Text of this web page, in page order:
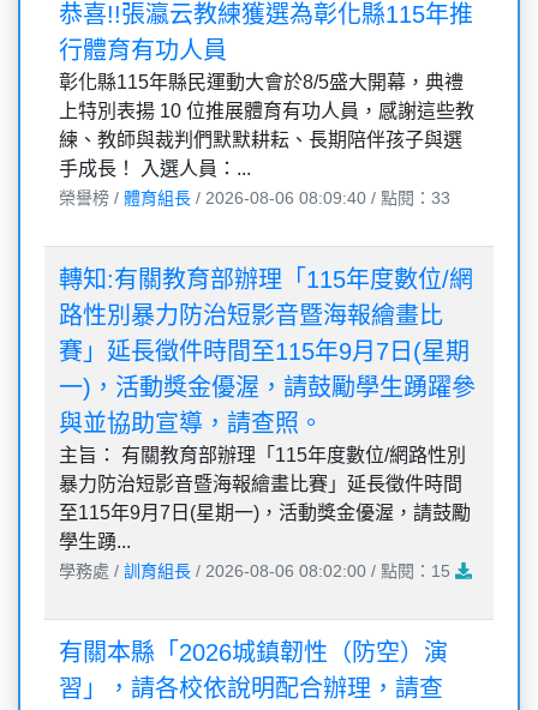
恭喜!!張瀛云教練獲選為彰化縣115年推
行體育有功人員
彰化縣115年縣民運動大會於8/5盛大開幕，典禮
上特別表揚 10 位推展體育有功人員，感謝這些教
練、教師與裁判們默默耕耘、長期陪伴孩子與選
手成長！ 入選人員：...
榮譽榜 / 體育組長 / 2026-08-06 08:09:40 / 點閱：33
轉知:有關教育部辦理「115年度數位/網
路性別暴力防治短影音暨海報繪畫比
賽」延長徵件時間至115年9月7日(星期
一)，活動獎金優渥，請鼓勵學生踴躍參
與並協助宣導，請查照。
主旨： 有關教育部辦理「115年度數位/網路性別
暴力防治短影音暨海報繪畫比賽」延長徵件時間
至115年9月7日(星期一)，活動獎金優渥，請鼓勵
學生踴...
學務處 / 訓育組長 / 2026-08-06 08:02:00 / 點閱：15
有關本縣「2026城鎮韌性（防空）演
習」，請各校依說明配合辦理，請查